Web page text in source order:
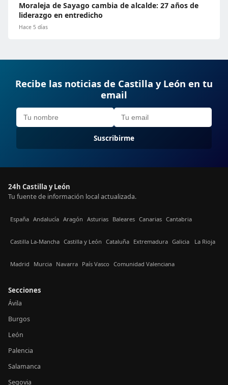
Moraleja de Sayago cambia de alcalde: 27 años de
liderazgo en entredicho
Hace 5 días
Recibe las noticias de Castilla y León en tu
email
Suscribirme
24h Castilla y León
Tu fuente de información local actualizada.
España Andalucía Aragón Asturias Baleares Canarias Cantabria
Castilla La-Mancha Castilla y León Cataluña Extremadura Galicia La Rioja
Madrid Murcia Navarra País Vasco Comunidad Valenciana
Secciones
Ávila
Burgos
León
Palencia
Salamanca
Segovia